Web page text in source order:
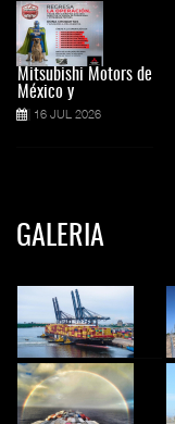
Mitsubishi Motors de
México y
16 JUL 2026
GALERIA